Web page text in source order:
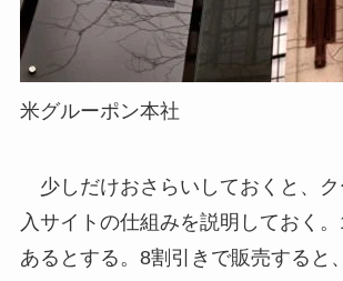
米グルーポン本社
少しだけおさらいしておくと、
入サイトの仕組みを説明しておく
あるとする。8割引きで販売すると